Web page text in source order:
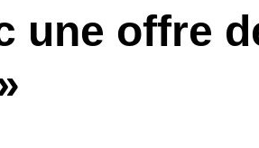
une offre